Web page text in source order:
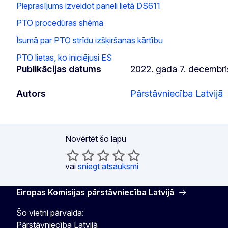
Pieprasījums izveidot paneli lietā DS611
PTO procedūras shēma
Īsumā par PTO strīdu izšķiršanas kārtību
PTO lietas, ko iniciējusi ES
Publikācijas datums 2022. gada 7.
Autors Pārstāvniecība Latvijā
Novērtēt šo lapu
vai sniegt atsauksmi
Eiropas Komisijas pārstāvniecība Latvijā
Šo vietni pārvalda:
Pārstāvniecība Latvijā